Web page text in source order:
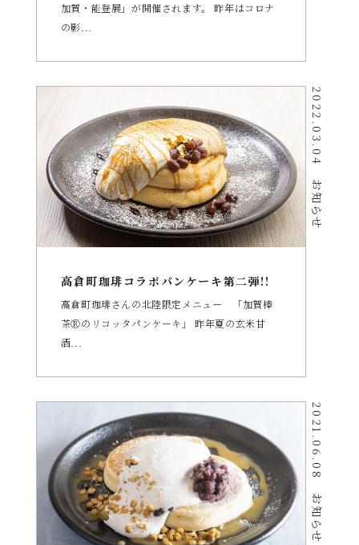
加賀・能登展」が開催されます。 昨年はコロナ
の影...
2022.03.04
お知らせ
高倉町珈琲コラボパンケーキ第二弾!!
高倉町珈琲さんの北陸限定メニュー 「加賀棒
茶Ⓡのリコッタパンケーキ」 昨年夏の玄米甘
酒...
2021.06.08
お知らせ